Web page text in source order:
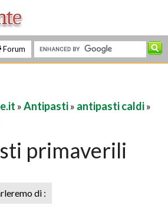
Forum
»Antipasti» antipasti caldi»
primaverili
di :